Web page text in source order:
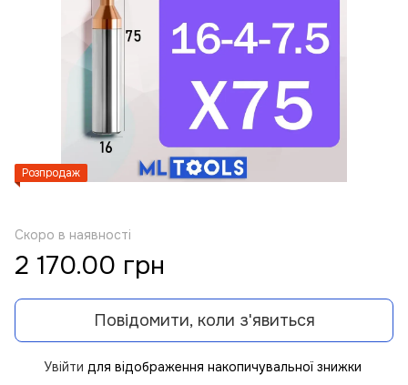
Розпродаж
Скоро в наявності
2 170.00 грн
Повідомити, коли з'явиться
Увійти для відображення накопичувальної знижки